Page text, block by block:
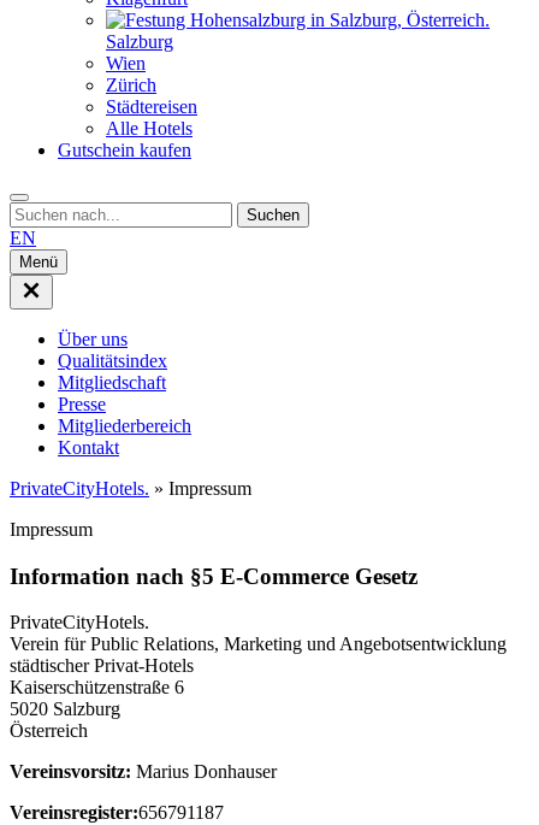
Salzburg
Wien
Zürich
Städtereisen
Alle Hotels
Gutschein kaufen
Suche
EN
Menü
Menü
schließen
Über uns
Qualitätsindex
Mitgliedschaft
Presse
Mitgliederbereich
Kontakt
PrivateCityHotels. » Impressum
Impressum
Information nach §5 E-Commerce Gesetz
PrivateCityHotels.
Verein für Public Relations, Marketing und Angebotsentwicklung
städtischer Privat-Hotels
Kaiserschützenstraße 6
5020 Salzburg
Österreich
Vereinsvorsitz: Marius Donhauser
Vereinsregister:656791187